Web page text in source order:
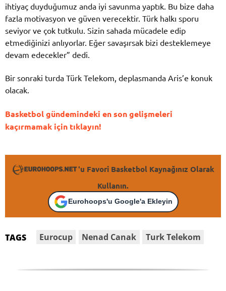
ihtiyaç duyduğumuz anda iyi savunma yaptık. Bu bize daha
fazla motivasyon ve güven verecektir. Türk halkı sporu
seviyor ve çok tutkulu. Sizin sahada mücadele edip
etmediğinizi anlıyorlar. Eğer savaşırsak bizi desteklemeye
devam edecekler” dedi.
Bir sonraki turda Türk Telekom, deplasmanda Aris’e konuk
olacak.
Basketbol gündemindeki en son gelişmeleri
kaçırmamak için tıklayın!
'u Favori Basketbol Kaynağınız Olarak
Kullanın.
Eurohoops'u Google'a Ekleyin
TAGS Eurocup Nenad Canak Turk Telekom